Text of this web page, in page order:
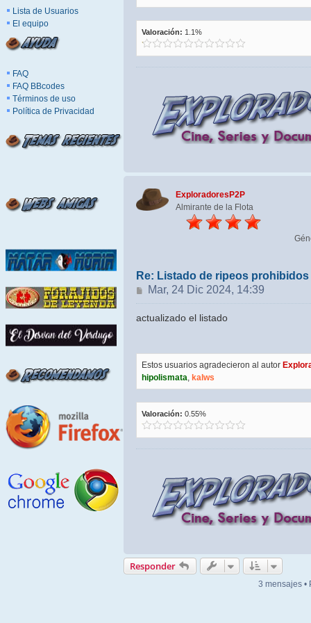
Lista de Usuarios
El equipo
FAQ
FAQ BBcodes
Términos de uso
Política de Privacidad
Valoración: 1.1%
ExploradoresP2P
Almirante de la Flota
Re: Listado de ripeos
Mensaje
Mar, 24 Dic 2024, 14:39
actualizado el listado
Estos usuarios agradecieron al autor
hipolismata, kalws
Valoración: 0.55%
Responder
3 mensajes •